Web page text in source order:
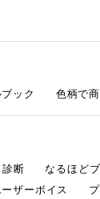
ック 色柄で
断
なるほど
ーザーボイス